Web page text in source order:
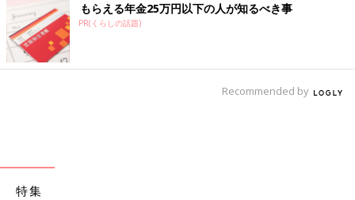
もらえる年金25万円以下の人が知るべき事
PR(くらしの話題)
Recommended by
特集